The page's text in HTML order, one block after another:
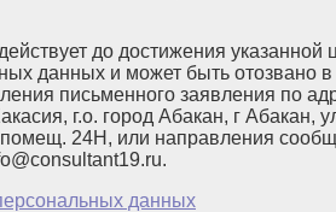
до достижения указанной
данных и может быть отозвано
письменного заявления по
г.о. город Абакан, г Абакан,
помещ. 24Н, или направления
данных